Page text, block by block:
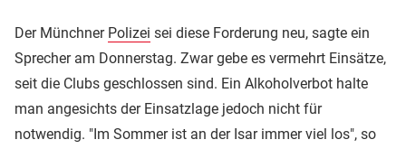
Der Münchner Polizei sei diese Forderung neu, sagte ein
Sprecher am Donnerstag. Zwar gebe es vermehrt Einsätze,
seit die Clubs geschlossen sind. Ein Alkoholverbot halte
man angesichts der Einsatzlage jedoch nicht für
notwendig. "Im Sommer ist an der Isar immer viel los", so